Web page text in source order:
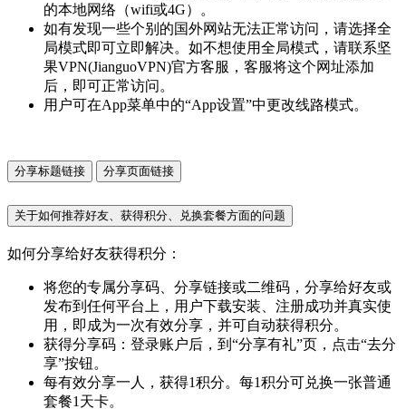
的本地网络（wifi或4G）。
如有发现一些个别的国外网站无法正常访问，请选择全
局模式即可立即解决。如不想使用全局模式，请联系坚
果VPN(JianguoVPN)官方客服，客服将这个网址添加
后，即可正常访问。
用户可在App菜单中的“App设置”中更改线路模式。
分享标题链接 分享页面链接
关于如何推荐好友、获得积分、兑换套餐方面的问题
如何分享给好友获得积分：
将您的专属分享码、分享链接或二维码，分享给好友或
发布到任何平台上，用户下载安装、注册成功并真实使
用，即成为一次有效分享，并可自动获得积分。
获得分享码：登录账户后，到“分享有礼”页，点击“去分
享”按钮。
每有效分享一人，获得1积分。每1积分可兑换一张普通
套餐1天卡。